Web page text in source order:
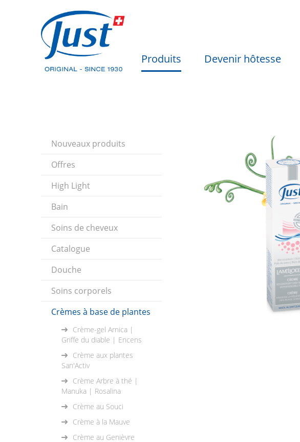
Produits Devenir hôtesse
Nouveaux produits
Offres
High Light
Bain
Soins de cheveux
Catalogue
Douche
Soins corporels
Crèmes à base de plantes
Crème-gel Arnica |
Griffe du diable | Encens
Crème aux plantes
San'Activ
Crème Arbre à thé |
Manuka | Rosalina
Crème au Souci
Crème à la Mauve
Crème au Genièvre